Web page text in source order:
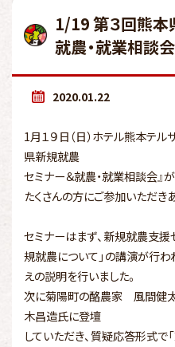
1/19 第３回熊本
就農・就業相談会
2020.01.22
1月１９日（日）ホテル熊本テ
県新規就農
セミナー＆就農・就業相談会』
たくさんの方にご参加いただき
セミナーはまず、新規就農支援
規就農について」の講演が行
えの説明を行いました。
次に菊陽町の酪農家 風間健
木昌造氏に登壇
していただき、質疑応答形式で